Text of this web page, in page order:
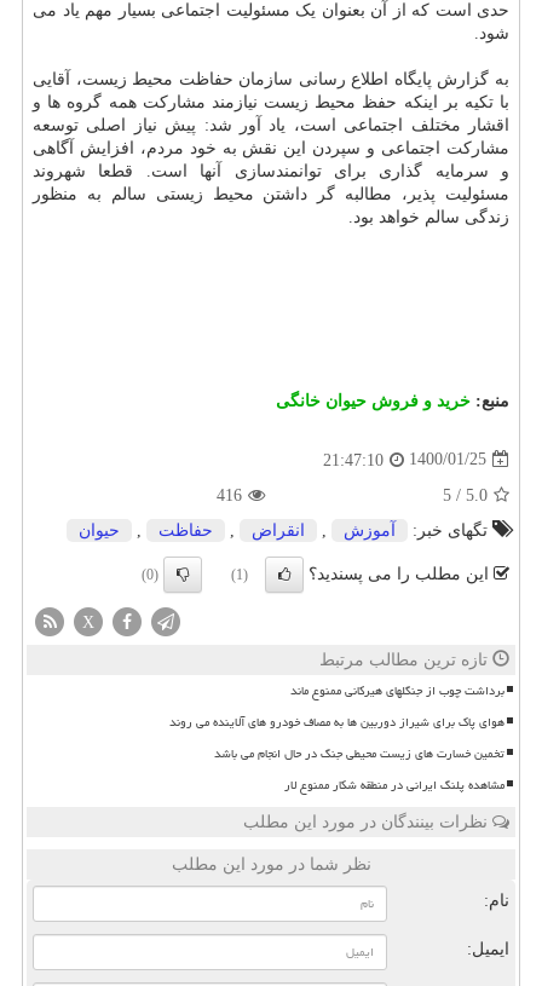
حدی است که از آن بعنوان یک مسئولیت اجتماعی بسیار مهم یاد می
شود.
به گزارش پایگاه اطلاع رسانی سازمان حفاظت محیط زیست، آقایی
با تکیه بر اینکه حفظ محیط زیست نیازمند مشارکت همه گروه ها و
اقشار مختلف اجتماعی است، یاد آور شد: پیش نیاز اصلی توسعه
مشارکت اجتماعی و سپردن این نقش به خود مردم، افزایش آگاهی
و سرمایه گذاری برای توانمندسازی آنها است. قطعا شهروند
مسئولیت پذیر، مطالبه گر داشتن محیط زیستی سالم به منظور
زندگی سالم خواهد بود.
منبع: خرید و فروش حیوان خانگی
1400/01/25
21:47:10
5.0
/
5
416
تگهای خبر:
آموزش انقراض حفاظت حیوان
این مطلب را می پسندید؟ (1)
(0)
X
تازه ترین مطالب مرتبط
برداشت چوب از جنگلهای هیرکانی ممنوع ماند
هوای پاک برای شیراز دوربین ها به مصاف خودرو های آلاینده می روند
تخمین خسارت های زیست محیطی جنگ در حال انجام می باشد
مشاهده پلنگ ایرانی در منطقه شکار ممنوع لار
نظرات بینندگان در مورد این مطلب
نظر شما در مورد این مطلب
نام:
ایمیل: